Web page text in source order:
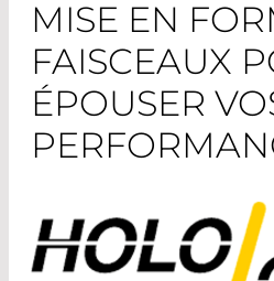
MISE EN
FAISCEAUX
ÉPOUSER